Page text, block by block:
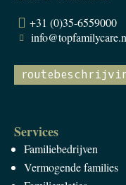
+31 (0)35-6559000
Services
Familiebedrijven
Vermogende families